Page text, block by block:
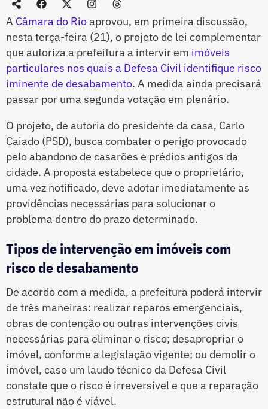
A Câmara do Rioaprovou, em primeira discussão,
nesta terça-feira (21), o projeto de lei complementar
que autoriza a prefeitura a intervir em imóveis
particulares nos quais a Defesa Civil identifique risco
iminente de desabamento. A medida ainda precisará
passar por uma segunda votação em plenário.
O projeto, de autoria do presidente da casa, Carlo
Caiado (PSD), busca combater o perigo provocado
pelo abandono de casarões e prédios antigos da
cidade. A proposta estabelece que o proprietário,
uma vez notificado, deve adotar imediatamente as
providências necessárias para solucionar o
problema dentro do prazo determinado.
Tipos de intervenção em imóveis com
risco de desabamento
De acordo com a medida, a prefeitura poderá intervir
de três maneiras: realizar reparos emergenciais,
obras de contenção ou outras intervenções civis
necessárias para eliminar o risco; desapropriar o
imóvel, conforme a legislação vigente; ou demolir o
imóvel, caso um laudo técnico da Defesa Civil
constate que o risco é irreversível e que a reparação
estrutural não é viável.